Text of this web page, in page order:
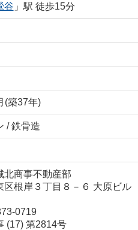
谷 」駅 徒歩15分
(築37年)
/ 鉄骨造
北商事不動産部
区根岸３丁目８－６ 大原ビル
0719
(17) 第2814号